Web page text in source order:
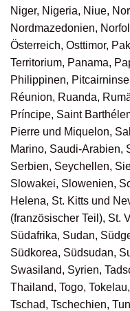
Niger, Nigeria, Niue,
Nordmazedonien,
Österreich, Osttimor,
Territorium, Panama,
Philippinen,
Réunion, Ruanda,
Príncipe, Saint
Pierre und Miquelon,
Marino, Saudi-Arabien,
Serbien, Seychellen,
Slowakei, Slowenien,
Helena, St. Kitts und
(französischer Teil), St.
Südafrika, Sudan,
Südkorea, Südsudan,
Swasiland, Syrien,
Thailand, Togo,
Tschad, Tschechien,